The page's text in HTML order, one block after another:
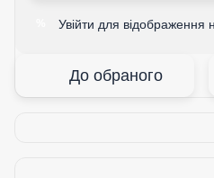
Увійти для відображення
До обраного